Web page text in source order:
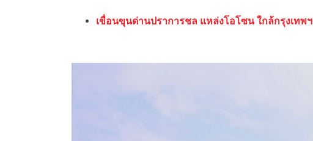
เขื่อนขุนด่านปราการชล แหล่งโอโซน ใกล้กรุงเทพฯ